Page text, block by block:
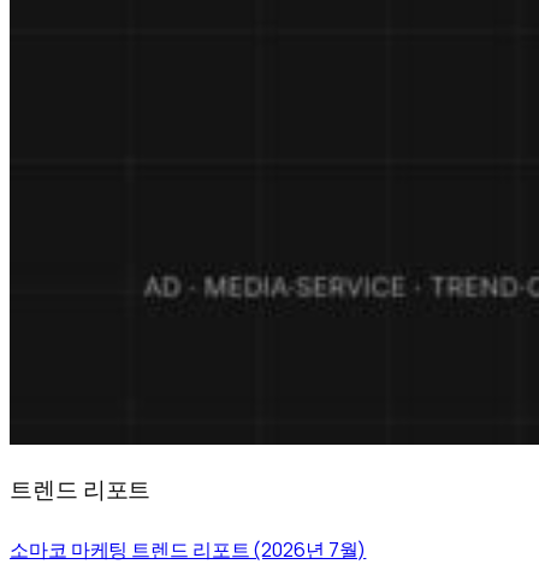
트렌드 리포트
소마코 마케팅 트렌드 리포트 (2026년 7월)